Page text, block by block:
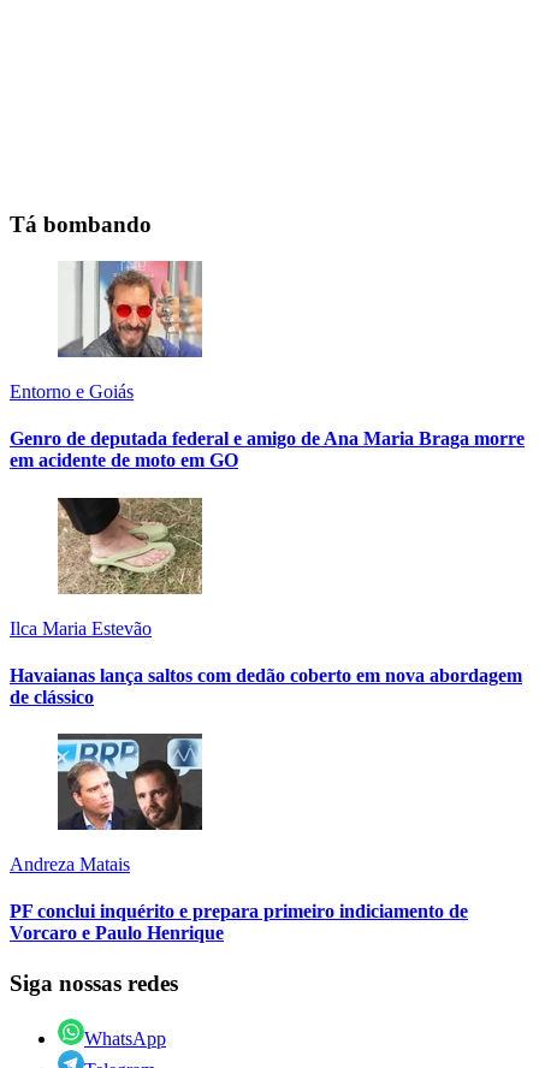
Tá bombando
Entorno e Goiás
Genro de deputada federal e amigo de Ana Maria Braga morre
em acidente de moto em GO
Ilca Maria Estevão
Havaianas lança saltos com dedão coberto em nova abordagem
de clássico
Andreza Matais
PF conclui inquérito e prepara primeiro indiciamento de
Vorcaro e Paulo Henrique
Siga nossas redes
WhatsApp